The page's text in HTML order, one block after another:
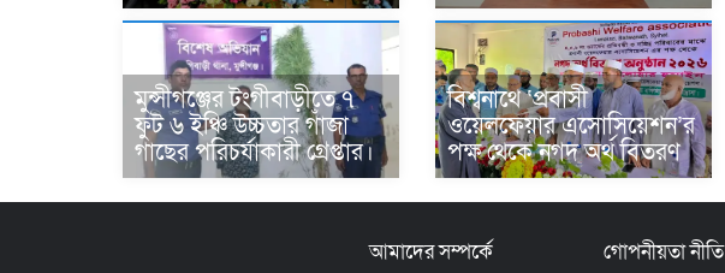
মুন্সীগঞ্জের টংগীবাড়ীতে ৭
ফুট ৬ ইঞ্চি উচ্চতার গাঁজা
গাছের পরিচর্যাকারী গ্রেপ্তার।
বিশ্বনাথে ‘প্রবাসী
ওয়েলফেয়ার এসোসিয়েশন’র
পক্ষ থেকে নগদ অর্থ বিতরণ
আমাদের সম্পর্কে গোপনীয়তা নীতি